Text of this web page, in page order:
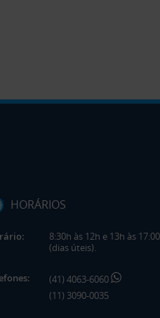
HORÁRIOS
8:30h às 12h e 13h às
(dias úteis).
(41) 4063-6060
(11) 3090-0035